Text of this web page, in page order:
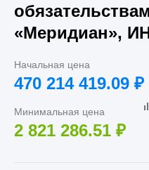
«Меридиан»,
Начальная цена
470 214 419.09 ₽
Минимальная цена
2 821 286.51 ₽